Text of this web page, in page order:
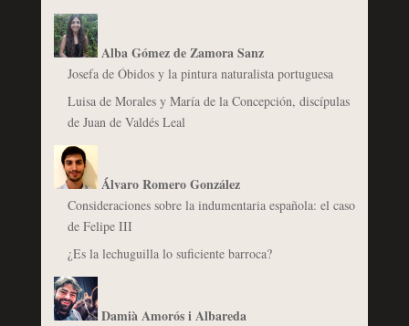
Alba Gómez de Zamora Sanz
Josefa de Óbidos y la pintura naturalista portuguesa
Luisa de Morales y María de la Concepción, discípulas
de Juan de Valdés Leal
Álvaro Romero González
Consideraciones sobre la indumentaria española: el caso
de Felipe III
¿Es la lechuguilla lo suficiente barroca?
Damià Amorós i Albareda